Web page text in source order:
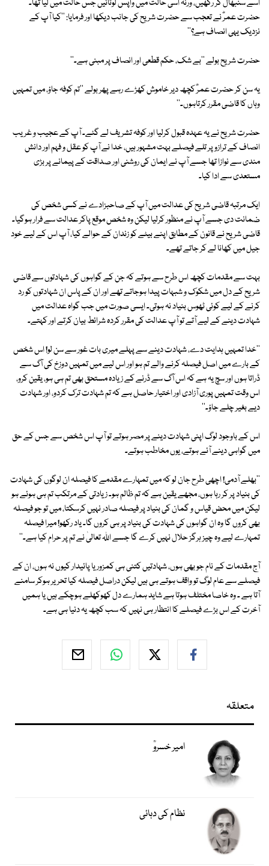
اسے سنبھال کر رکھیں، ورنہ اسی حالت میں واپس لوٹائیں جس حالت میں لیا تھا۔''
حضرت عمرؓ نے تعجب سے حضرت شریح کی جانب دیکھا اور فرمایا: ''کیا آپ کے
نزدیک یہی انصاف ہے؟''
حضرت شریح بولے ''بے شک، حکم قطعی اور انصاف پر مبنی ہے۔''
یہ سن کر حضرت عمرؓ کچھ دیر خاموش کھڑے رہے پھر بولے ''تم کوفہ جاؤ، میں تمہیں
وہاں کا قاضی مقرر کرتاہوں۔''
حضرت شریح نے یہ عہدہ قبول کرلیا اور کوفہ تشریف لے گئے۔ آپ کے عجیب و غریب
انصاف کے ترازو پر تلے فیصلے بہت مشہور ہیں، خدا نے آپ کو عقل و فہم اور دانش
مندی سے نوازا تھا جسے آپ نے ایمان کی روشنی اور صداقت کے پیمانے پر بڑی
مستعدی سے ادا کیا۔
ایک مرتبہ قاضی شریح کی عدالت میں آپ کے صاحبزادے نے کسی شخص کی
ضمانت دی جسے آپ نے منظور کرلیا لیکن وہ شخص موقع پاکر عدالت سے فرار ہوگیا۔
قاضی شریح نے قانون کے مطابق اپنے بیٹے کو زندان کے حوالے کیا، آپ اس کے لیے خود
جیل میں کھانا لے کر جاتے تھے۔
بہت سے مقدمات کچھ اس طرح سے ہوتے کہ جن کے گواہوں کی شہادتوں سے قاضی
شریح کے دل میں شکوک و شبہات پیدا ہوجاتے تھے اور ان کے پاس ان شہادتوں کو رد
کرنے کے لیے کوئی ٹھوس بنیاد نہ ہوتی۔ ایسی صورت میں جب گواہ عدالت میں
شہادت دینے کے لیے آتے تو آپ عدالت کی مقرر کردہ شرائط بیان کرتے اور کہتے۔
''خدا تمہیں ہدایت دے، شہادت دینے سے پہلے میری بات غور سے سن لو! اس شخص
کے بارے میں اصل فیصلہ کرنے والے تم ہو اور اس لیے میں تمہیں دوزخ کی آگ سے
ڈراتا ہوں اور سچ یہ ہے کہ اس آگ سے ڈرنے کے زیادہ مستحق بھی تم ہی ہو، یقین کرو،
اس وقت تمہیں پوری آزادی اور اختیار حاصل ہے کہ تم شہادت ترک کردو، اور شہادت
دیے بغیر چلے جاؤ۔''
اس کے باوجود لوگ اپنی شہادت دینے پر مصر ہوتے تو آپ اس شخص سے جس کے حق
میں گواہی دینے آئے ہوتے، یوں مخاطب ہوتے۔
''بھلے آدمی! اچھی طرح جان لو کہ میں تمہارے مقدمے کا فیصلہ ان لوگوں کی شہادت
کی بنیاد پر کر رہا ہوں، مجھے یقین ہے کہ تم ظالم ہو۔ زیادتی کے مرتکب تم ہی ہوئے ہو
لیکن میں محض قیاس و گمان کی بنیاد پر فیصلہ صادر نہیں کرسکتا، میں تو جو فیصلہ
بھی کروں گا وہ ان گواہوں کی شہادت کی بنیاد پر ہی کروں گا۔ یاد رکھو! میرا فیصلہ
تمہارے لیے وہ چیز ہرگز حلال نہیں کرے گا جسے اللہ تعالیٰ نے تم پر حرام کیا ہے۔''
آج مقدمات کے نام جو بھی ہوں، شہادتیں کتنی ہی کمزور یا پائیدار کیوں نہ ہوں، ان کے
فیصلے سے عام لوگ تو واقف ہوتے ہی ہیں لیکن دراصل فیصلہ کیا تحریر ہوکر سامنے
آتا ہے ۔ وہ خاصا مختلف ہوتا ہے شاید ہمارے دل کھوکھلے ہوچکے ہیں یا ہمیں
آخرت کے اس بڑے فیصلے کا انتظار ہی نہیں کہ سب کچھ یہ دنیا ہی ہے۔
متعلقہ
امیر خسروؒ
نظام کی دہائی